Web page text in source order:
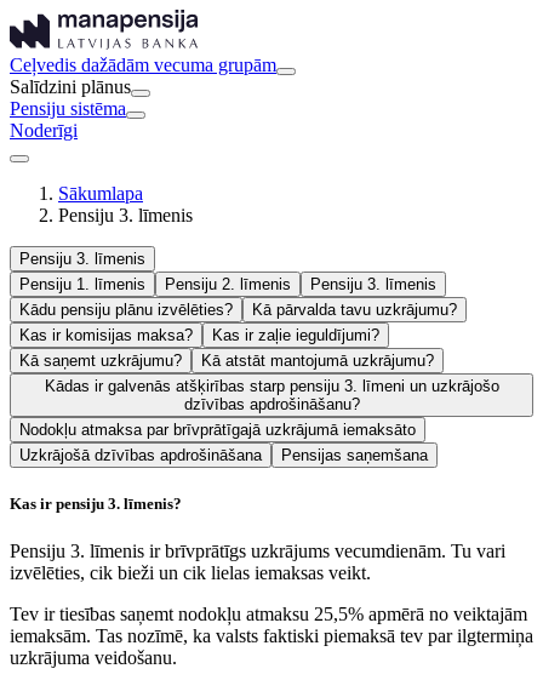
Ceļvedis dažādām vecuma grupām
Salīdzini plānus
Pensiju sistēma
Noderīgi
Sākumlapa
Pensiju 3. līmenis
Pensiju 3. līmenis
Pensiju 1. līmenis
Pensiju 2. līmenis
Pensiju 3. līmenis
Kādu pensiju plānu izvēlēties?
Kā pārvalda tavu uzkrājumu?
Kas ir komisijas maksa?
Kas ir zaļie ieguldījumi?
Kā saņemt uzkrājumu?
Kā atstāt mantojumā uzkrājumu?
Kādas ir galvenās atšķirības starp pensiju 3. līmeni un uzkrājošo
dzīvības apdrošināšanu?
Nodokļu atmaksa par brīvprātīgajā uzkrājumā iemaksāto
Uzkrājošā dzīvības apdrošināšana
Pensijas saņemšana
Kas ir pensiju 3. līmenis?
Pensiju 3. līmenis ir brīvprātīgs uzkrājums vecumdienām. Tu vari
izvēlēties, cik bieži un cik lielas iemaksas veikt.
Tev ir tiesības saņemt nodokļu atmaksu 25,5% apmērā no veiktajām
iemaksām. Tas nozīmē, ka valsts faktiski piemaksā tev par ilgtermiņa
uzkrājuma veidošanu.